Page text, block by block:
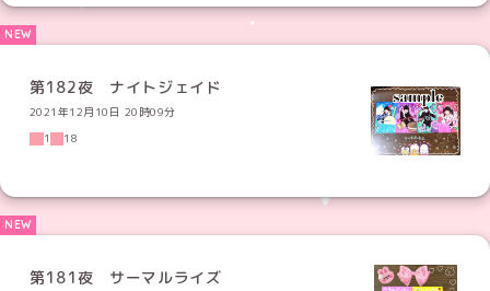
第182夜 ナイトジェイド
2021年12月10日 20時09分
1
18
第181夜 サーマルライズ